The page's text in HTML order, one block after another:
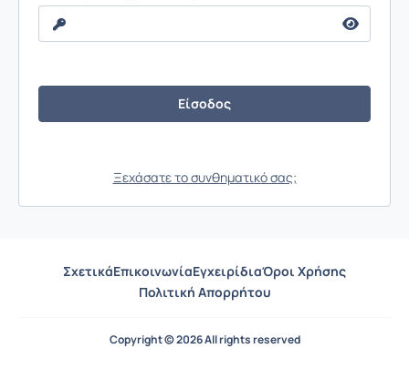
Ξεχάσατε το συνθηματικό σας;
ΣχετικάΕπικοινωνίαΕγχειρίδιαΌροι Χρήσης
Πολιτική Απορρήτου
Copyright © 2026 All rights reserved